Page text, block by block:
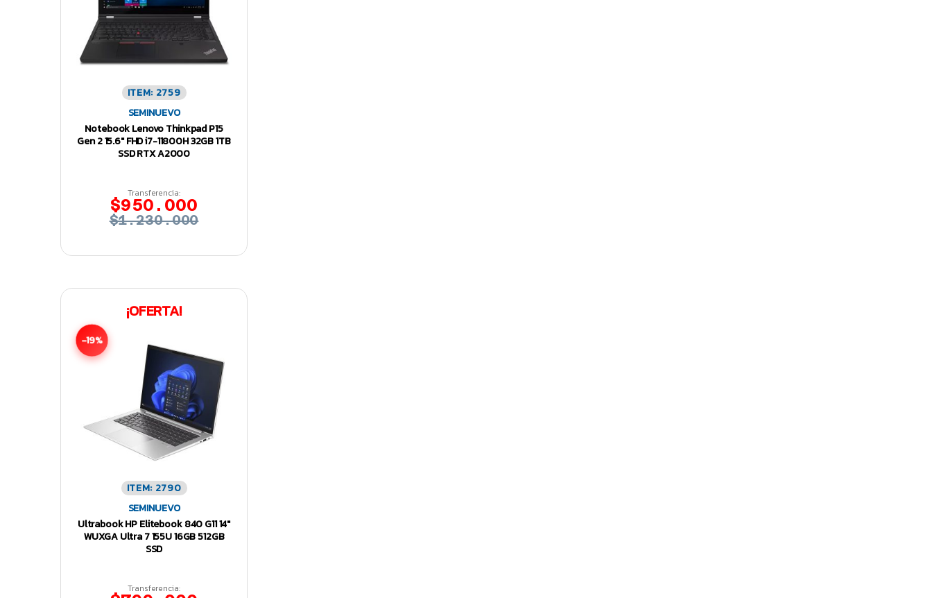
ITEM: 2759
SEMINUEVO
Notebook Lenovo Thinkpad P15
Gen 2 15.6″ FHD i7-11800H 32GB 1TB
SSD RTX A2000
Transferencia:
$950.000
$1.230.000
¡OFERTA!
-19%
ITEM: 2790
SEMINUEVO
Ultrabook HP Elitebook 840 G11 14″
WUXGA Ultra 7 155U 16GB 512GB
SSD
Transferencia: